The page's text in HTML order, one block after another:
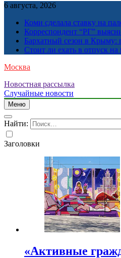
6 августа, 2026
Коми сделала ставку на
Корреспондент “РГ”
Бархатный сезон в Крыму:
Стоит ли ехать в отпуск
Москва
Новостная рассылка
Случайные новости
Меню
Найти:
Заголовки
«Активные